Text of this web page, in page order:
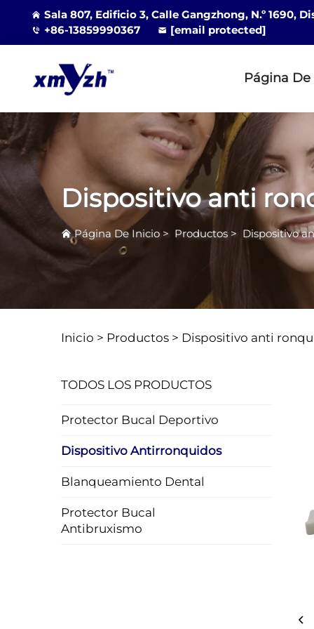
Sala 807, Edificio 3, Calle Gangzhong, N.º 1690,
+86-13859990367
[email protected]
Página
Dispositivo anti
Página De Inicio > Productos > Dispositivo
Inicio > Productos > Dispositivo anti
TODOS LOS PRODUCTOS
Protector Bucal Deportivo
Dispositivo Antirronquidos
Blanqueamiento Dental
Protector Bucal
Antibruxismo